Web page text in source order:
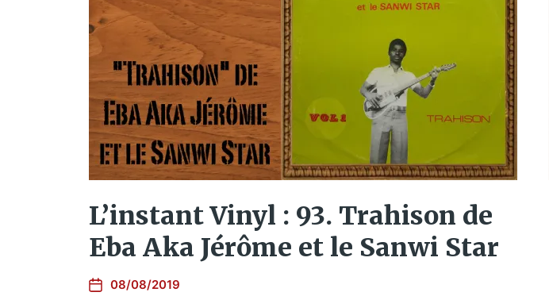
L’instant Vinyl : 93. Trahison de
Eba Aka Jérôme et le Sanwi Star
08/08/2019